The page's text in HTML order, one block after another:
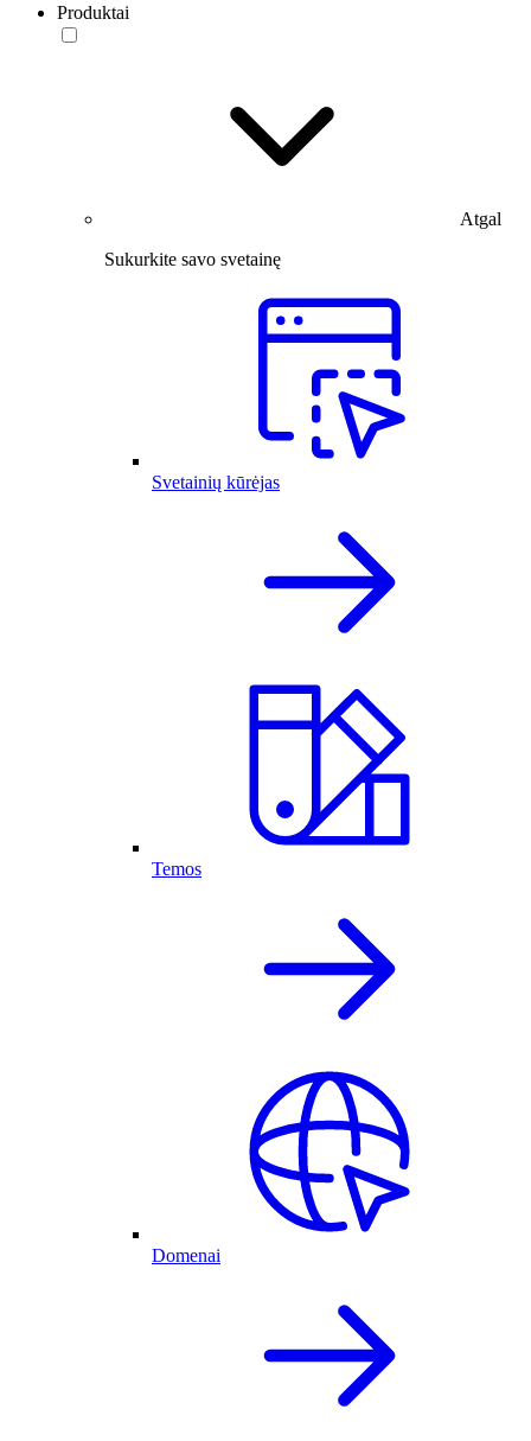
Produktai
Atgal
Sukurkite savo svetainę
Svetainių kūrėjas
Temos
Domenai